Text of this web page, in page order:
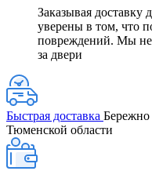
Заказывая доставку
уверены в том, что
повреждений. Мы
за двери
Быстрая доставка Бережно
Тюменской области